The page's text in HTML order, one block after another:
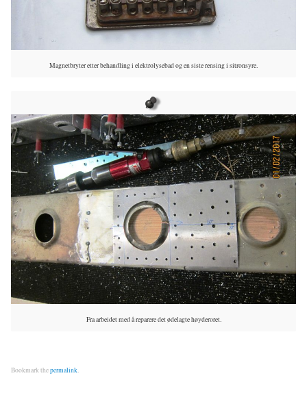
Magnetbryter etter behandling i elektrolysebad og en siste rensing i sitronsyre.
Fra arbeidet med å reparere det ødelagte høyderoret.
Bookmark thepermalink.